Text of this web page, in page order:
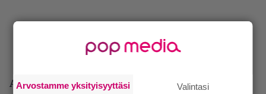
Arjen LucassenjaAnneke van Giersbergen
Arvostamme yksityisyyttäsi Valintasi